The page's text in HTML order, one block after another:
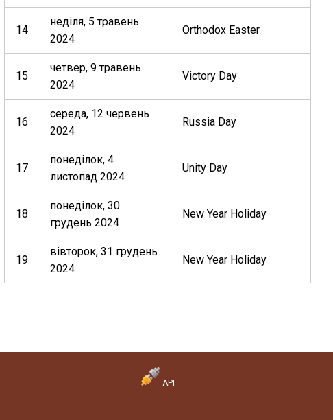
14
неділя, 5 травень
2024
Orthodox Easter
15
четвер, 9 травень
2024
Victory Day
16
середа, 12 червень
2024
Russia Day
17
понеділок, 4
листопад 2024
Unity Day
18
понеділок, 30
грудень 2024
New Year Holiday
19
вівторок, 31 грудень
2024
New Year Holiday
API